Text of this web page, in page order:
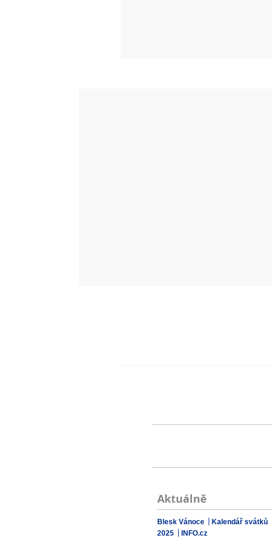
Aktuálně
Blesk Vánoce
Kalendář svátků
2025
INFO.cz